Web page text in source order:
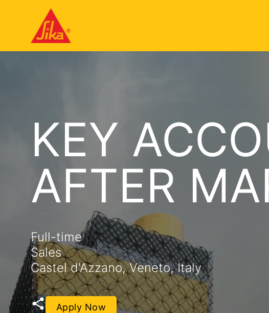
KEY
AFTER
Full-time
Sales
Castel d'Azzano, Veneto, Italy
Apply Now